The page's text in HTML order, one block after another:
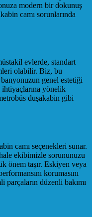
modern bir dokunuş
camı sorunlarında
evlerde, standart
olabilir. Biz, bu
genel estetiği
yönelik
duşakabin gibi
camı seçenekleri sunar.
ekibimizle sorununuzu
önem taşır. Eskiyen veya
korumasını
parçaların düzenli bakımı